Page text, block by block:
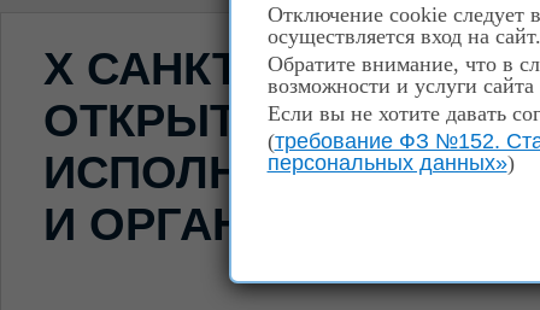
Отключение cookie следует
осуществляется вход на сайт.
Обратите внимание, что в
возможности и услуги
Если вы не хотите давать
(требование ФЗ №152.
персональных данных»)
X САНКТ-
ОТКРЫТЫЙ
ИСПОЛНИТЕЛЕЙ НА
И ОРГАНЕ